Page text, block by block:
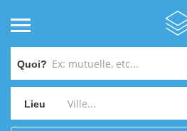
Quoi?
Lieu